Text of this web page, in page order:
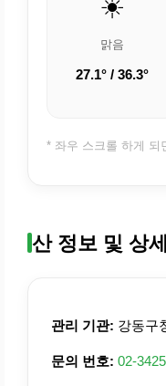
맑음
27.1° / 36.3°
* 좌우 스크롤 하게 되
산 정보 및 상
관리 기관: 강동구
문의 번호: 02-